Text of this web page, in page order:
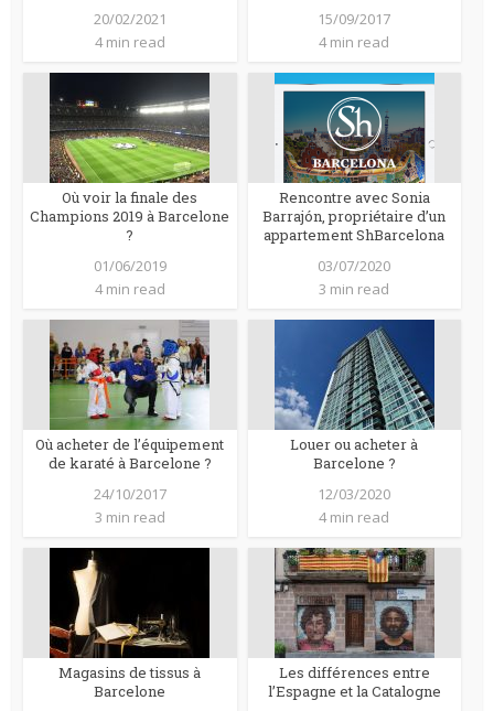
20/02/2021
4 min read
15/09/2017
4 min read
Où voir la finale des
Champions 2019 à Barcelone
?
01/06/2019
4 min read
Rencontre avec Sonia
Barrajón, propriétaire d’un
appartement ShBarcelona
03/07/2020
3 min read
Où acheter de l’équipement
de karaté à Barcelone ?
24/10/2017
3 min read
Louer ou acheter à
Barcelone ?
12/03/2020
4 min read
Magasins de tissus à
Barcelone
Les différences entre
l’Espagne et la Catalogne